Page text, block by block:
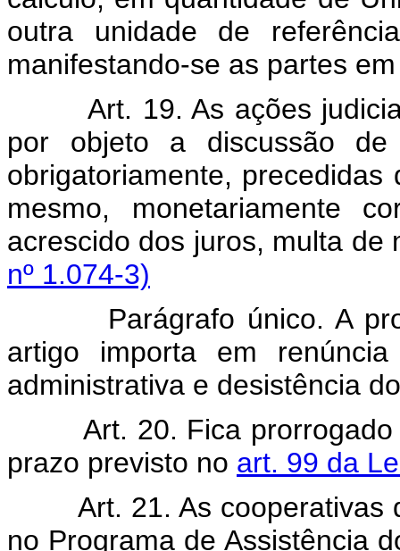
outra unidade de
manifestando-se as partes
Art. 19. As ações
por objeto a discussão
obrigatoriamente,
mesmo, monetariamente
acrescido dos juros, multa
nº 1.074-3)
Parágrafo único. A
artigo importa em
administrativa e desistência
Art. 20. Fica
prazo previsto no art. 99 da
Art. 21. As cooperativas
no Programa de Assistência